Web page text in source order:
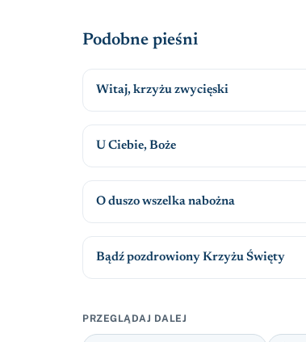
Podobne pieśni
Witaj, krzyżu zwycięski
U Ciebie, Boże
O duszo wszelka nabożna
Bądź pozdrowiony Krzyżu Święty
PRZEGLĄDAJ DALEJ